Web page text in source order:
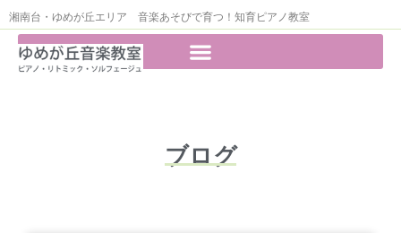
湘南台・ゆめが丘エリア 音楽あそびで育つ！知育ピアノ教室
ブログ